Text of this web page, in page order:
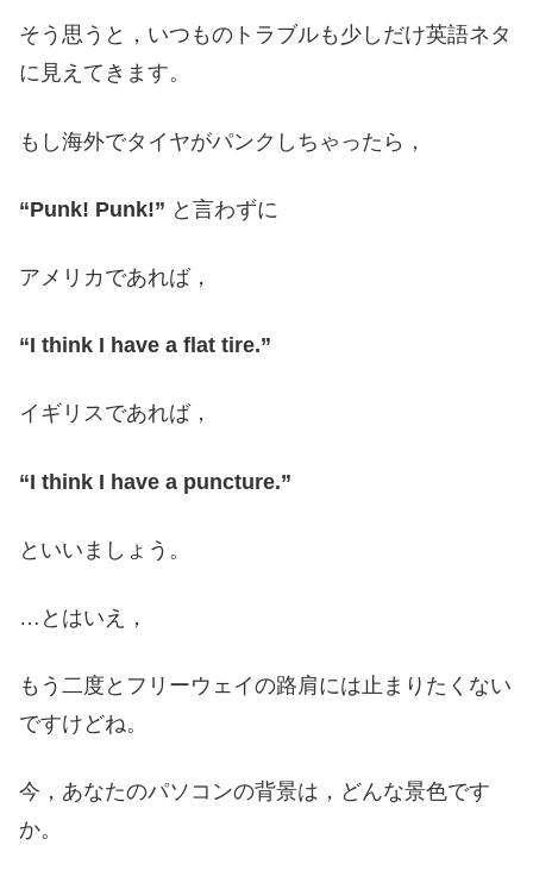
そう思うと，いつものトラブルも少しだけ英語ネタ
に見えてきます。
もし海外でタイヤがパンクしちゃったら，
“Punk! Punk!” と言わずに
アメリカであれば，
“I think I have a flat tire.”
イギリスであれば，
“I think I have a puncture.”
といいましょう。
…とはいえ，
もう二度とフリーウェイの路肩には止まりたくない
ですけどね。
今，あなたのパソコンの背景は，どんな景色です
か。